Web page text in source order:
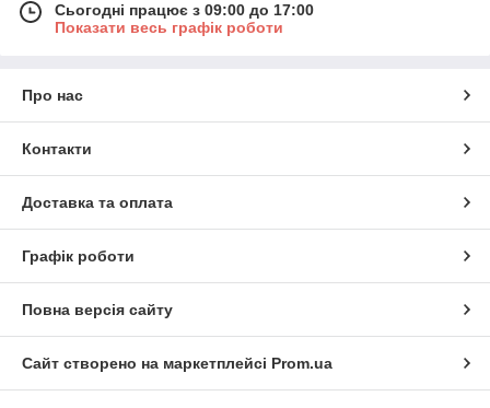
Сьогодні працює з 09:00 до 17:00
Показати весь графік роботи
Про нас
Контакти
Доставка та оплата
Графік роботи
Повна версія сайту
Сайт створено на маркетплейсі Prom.ua